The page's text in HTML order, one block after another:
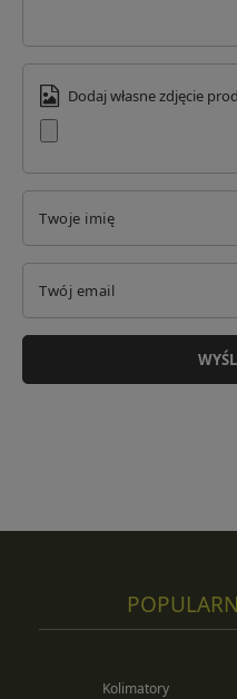
Dodaj własne zdjęcie
Twoje imię
Twój email
Kolimatory